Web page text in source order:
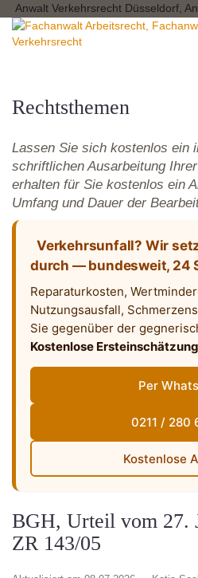
Anwalt Verkehrsrecht Düsseldorf,
Rechtsthemen
Lassen Sie sich kostenlos ein
schriftlichen Ausarbeitung
erhalten für Sie kostenlos ein
Umfang und Dauer der
Verkehrsunfall? Wir
durch — bundesweit, 24
Reparaturkosten,
Nutzungsausfall,
Sie gegenüber der
Kostenlose
Per
0211 / 280
Kostenlose
BGH, Urteil vom 27.
ZR 143/05